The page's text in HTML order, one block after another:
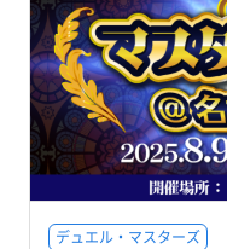
デュエル・マスターズ